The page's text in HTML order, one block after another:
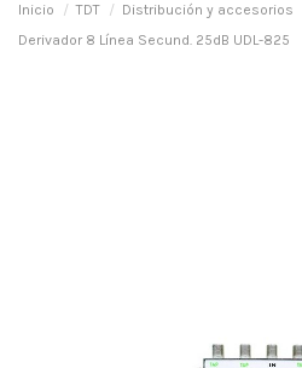
Inicio TDT Distribución y accesorios
Derivador 8 Línea Secund. 25dB UDL-825